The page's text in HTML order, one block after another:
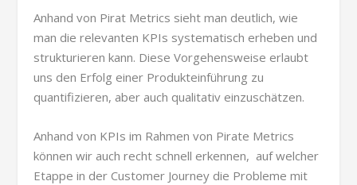
Anhand von Pirat Metrics sieht man deutlich, wie
man die relevanten KPIs systematisch erheben und
strukturieren kann. Diese Vorgehensweise erlaubt
uns den Erfolg einer Produkteinführung zu
quantifizieren, aber auch qualitativ einzuschätzen.
Anhand von KPIs im Rahmen von Pirate Metrics
können wir auch recht schnell erkennen, auf welcher
Etappe in der Customer Journey die Probleme mit